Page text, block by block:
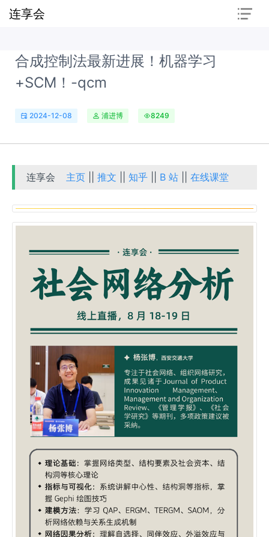
连享会
合成控制法最新进展！机器学习
+SCM！-qcm
2024-12-08 浦进博 8249
连享会 主页 ||推文 ||知乎 B 站 ||在线课堂